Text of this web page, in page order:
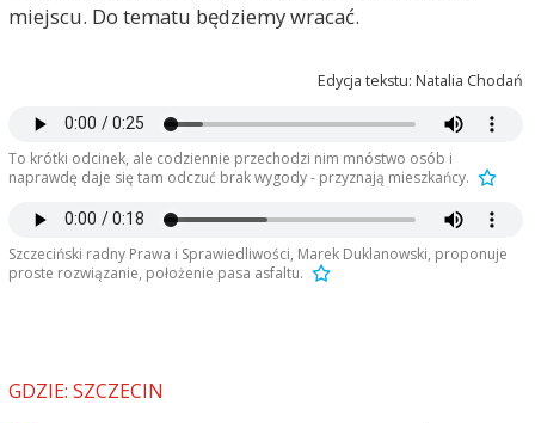
miejscu. Do tematu będziemy wracać.
Edycja tekstu: Natalia Chodań
To krótki odcinek, ale codziennie przechodzi nim mnóstwo osób i
naprawdę daje się tam odczuć brak wygody - przyznają mieszkańcy.
Szczeciński radny Prawa i Sprawiedliwości, Marek Duklanowski, proponuje
proste rozwiązanie, położenie pasa asfaltu.
GDZIE: SZCZECIN